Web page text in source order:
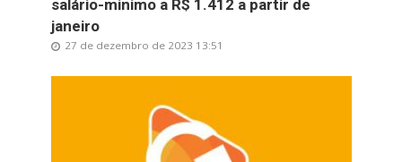
salário-minimo a R$ 1.412 a partir de
janeiro
27 de dezembro de 2023 13:51